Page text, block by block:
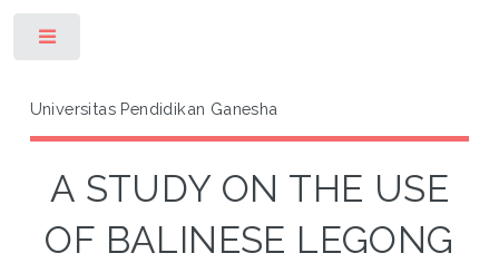
Universitas Pendidikan Ganesha
A STUDY ON THE USE
OF BALINESE LEGONG